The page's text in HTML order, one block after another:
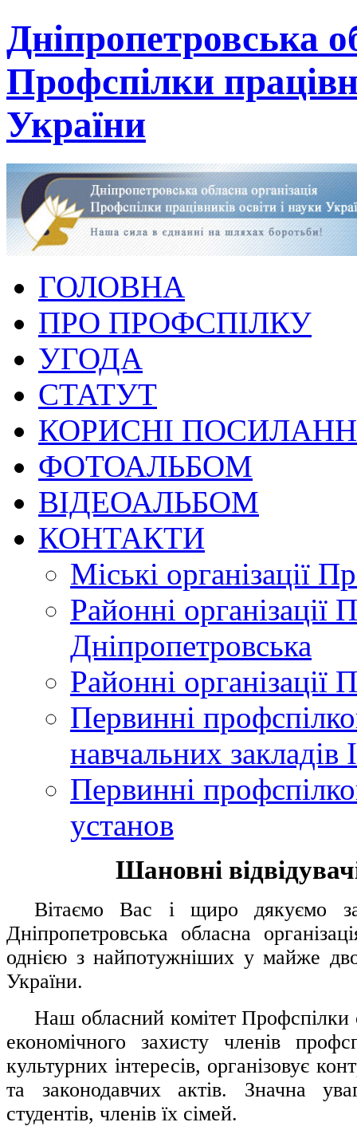
Дніпропетровська
Профспілки
України
ГОЛОВНА
ПРО ПРОФСПІЛКУ
УГОДА
СТАТУТ
КОРИСНІ
ФОТОАЛЬБОМ
ВІДЕОАЛЬБОМ
КОНТАКТИ
Міські організації
Районні організації
Дніпропетровська
Районні організації
Первинні
навчальних закладів
Первинні
установ
Шановні
Вітаємо Вас і щиро дякуємо за
Дніпропетровська обласна
однією з найпотужніших у майже
України.
Наш обласний комітет Профспілки
економічного захисту членів
культурних інтересів, організовує
та законодавчих актів. Значна
студентів, членів їх сімей.